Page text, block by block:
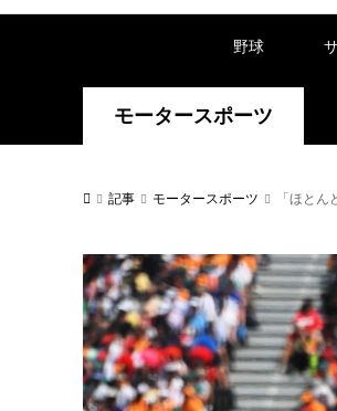
野球
モータースポーツ
記事 モータースポーツ 「ほと